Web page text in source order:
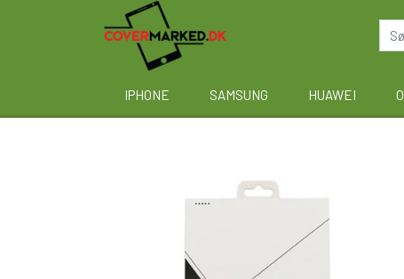
IPHONE SAMSUNG HUAWEI